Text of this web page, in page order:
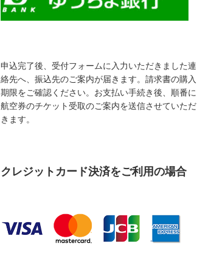
申込完了後、受付フォームに入力いただきました連
絡先へ、振込先のご案内が届きます。請求書の購入
期限をご確認ください。お支払い手続き後、順番に
航空券のチケット受取のご案内を送信させていただ
きます。
クレジットカード決済をご利用の場合